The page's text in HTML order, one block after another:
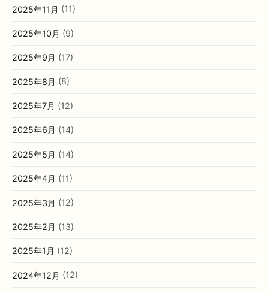
2025年11月 (11)
2025年10月 (9)
2025年9月 (17)
2025年8月 (8)
2025年7月 (12)
2025年6月 (14)
2025年5月 (14)
2025年4月 (11)
2025年3月 (12)
2025年2月 (13)
2025年1月 (12)
2024年12月 (12)